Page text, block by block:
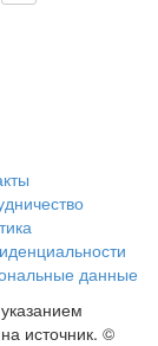
данные
источник. ©